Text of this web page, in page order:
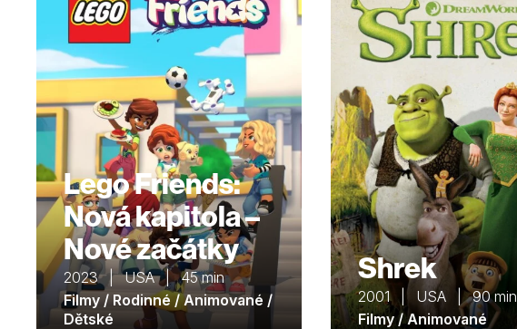
Lego Friends:
Nová kapitola –
Nové začátky
2023 | USA | 45 min
Filmy / Rodinné / Animované /
Dětské
Shrek
2001 | USA | 90 min
Filmy / Animované